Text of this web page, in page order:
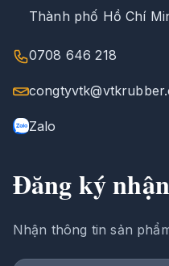
Thành phố Hồ Chí
0708 646 218
Zalo
Đăng ký
Nhận thông tin sản